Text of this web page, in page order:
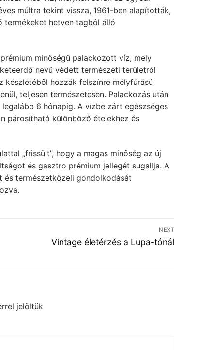
múltra tekint vissza, 1961-ben alapították,
termékeket hetven tagból álló
minőségű palackozott víz, mely
nevű védett természeti területről
készletéből hozzák felszínre mélyfúrású
teljesen természetesen. Palackozás után
6 hónapig. A vízbe zárt egészséges
párosítható különböző ételekhez és
„frissült”, hogy a magas minőség az új
és gasztro prémium jellegét sugallja. A
és természetközeli gondolkodását
NEXT
Next
Vintage életérzés a Lupa-tónál
jelöltük